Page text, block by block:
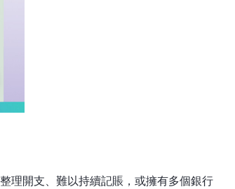
理開支、難以持續記賬，或擁有多個銀行